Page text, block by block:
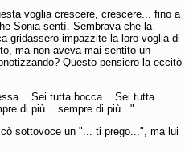
voglia crescere, crescere... fino a
Sonia sentì. Sembrava che la
gridassero impazzite la loro voglia di
ma non aveva mai sentito un
Questo pensiero la eccitò
Sei tutta bocca... Sei tutta
di più... sempre di più..."
sottovoce un "... ti prego...", ma lui